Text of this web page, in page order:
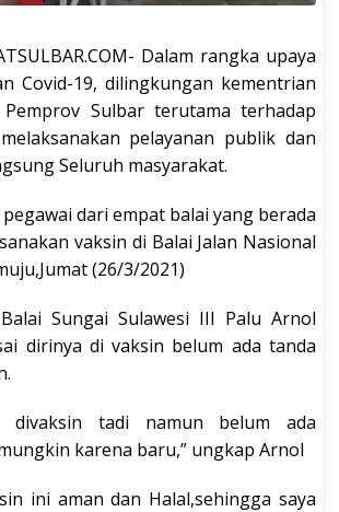
Dalam rangka upaya
Covid-19, dilingkungan kementrian
Pemprov Sulbar terutama terhadap
pelayanan publik dan
Seluruh masyarakat.
dari empat balai yang berada
vaksin di Balai Jalan Nasional
(26/3/2021)
Sungai Sulawesi III Palu Arnol
dirinya di vaksin belum ada tanda
divaksin tadi namun belum ada
karena baru,” ungkap Arnol
ini aman dan Halal,sehingga saya